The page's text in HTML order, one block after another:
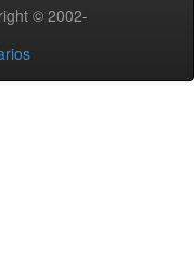
© 2002-